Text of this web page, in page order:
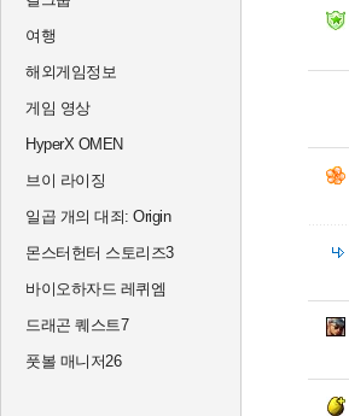
여행
해외게임정보
게임 영상
HyperX OMEN
브이 라이징
일곱 개의 대죄: Origin
몬스터헌터 스토리즈3
바이오하자드 레퀴엠
드래곤 퀘스트7
풋볼 매니저26